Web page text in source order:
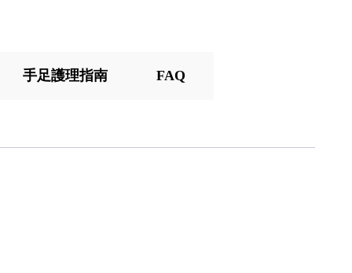
手足護理指南 FAQ